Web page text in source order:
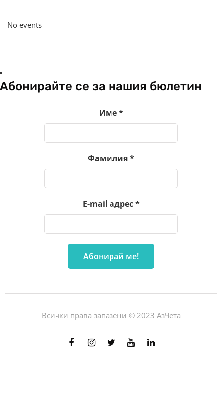
No events
Абонирайте се за нашия бюлетин
Име*
Фамилия*
E-mail адрес*
Всички права запазени © 2023 АзЧета